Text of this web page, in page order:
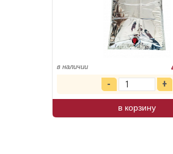
в наличии
в корзину